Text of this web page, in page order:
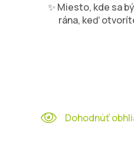
✨ Miesto, kde sa
rána, keď
Dohodnúť